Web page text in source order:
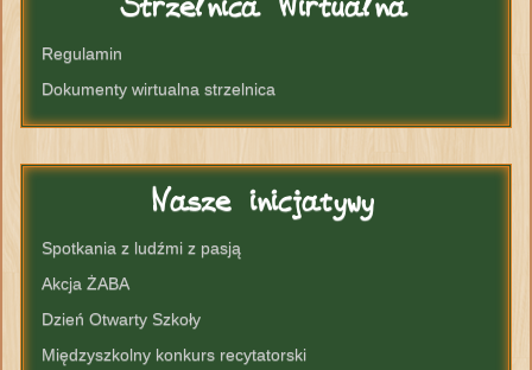
Regulamin
Dokumenty wirtualna strzelnica
Naszeinicjatywy
Spotkania z ludźmi z pasją
Akcja ŻABA
Dzień Otwarty Szkoły
Międzyszkolny konkurs recytatorski